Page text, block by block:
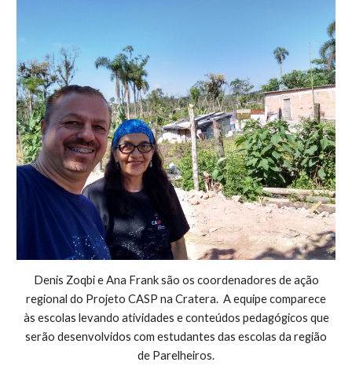
Denis Zoqbi e Ana Frank são os coordenadores de ação
regional do Projeto CASP na Cratera. A equipe comparece
às escolas levando atividades e conteúdos pedagógicos que
serão desenvolvidos com estudantes das escolas da região
de Parelheiros.